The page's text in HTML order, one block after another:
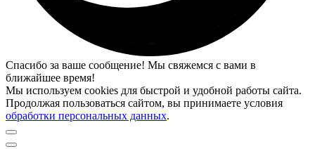
Спасибо за ваше сообщение! Мы свяжемся с вами в
ближайшее время!
Мы используем cookies для быстрой и удобной работы сайта.
Продолжая пользоваться сайтом, вы принимаете условия
обработки персональных данных.